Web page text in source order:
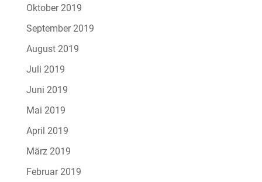
Oktober 2019
September 2019
August 2019
Juli 2019
Juni 2019
Mai 2019
April 2019
März 2019
Februar 2019